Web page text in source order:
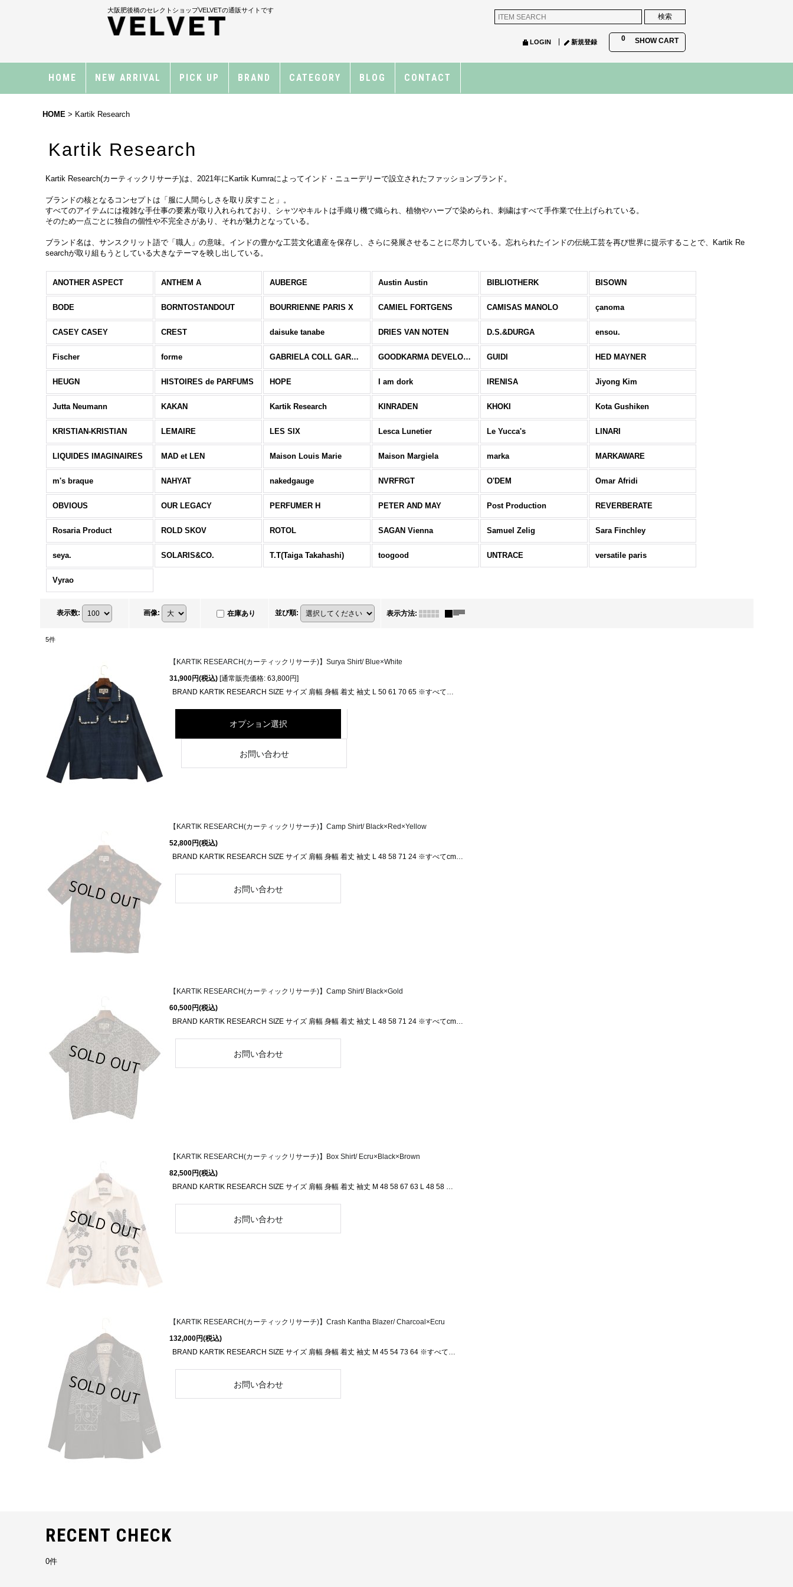
大阪肥後橋のセレクトショップVELVETの通販サイトです
0 SHOW CART
LOGIN 新規登録
HOME NEW ARRIVAL PICK UP BRAND CATEGORY BLOG CONTACT
HOME > Kartik Research
Kartik Research
Kartik Research(カーティックリサーチ)は、2021年にKartik Kumraによってインド・ニューデリーで設立されたファッションブランド。
ブランドの核となるコンセプトは「服に人間らしさを取り戻すこと」。
すべてのアイテムには複雑な手仕事の要素が取り入れられており、シャツやキルトは手織り機で織られ、植物やハーブで染められ、刺繍はすべて手作業で仕上げられている。
そのため一点ごとに独自の個性や不完全さがあり、それが魅力となっている。
ブランド名は、サンスクリット語で「職人」の意味。インドの豊かな工芸文化遺産を保存し、さらに発展させることに尽力している。忘れられたインドの伝統工芸を再び世界に提示することで、Kartik Re
searchが取り組もうとしている大きなテーマを映し出している。
ANOTHER ASPECT ANTHEM A AUBERGE Austin Austin BIBLIOTHERK BISOWN
BODE BORNTOSTANDOUT BOURRIENNE PARIS X CAMIEL FORTGENS CAMISAS MANOLO çanoma
CASEY CASEY CREST daisuke tanabe DRIES VAN NOTEN D.S.&DURGA ensou.
Fischer forme GABRIELA COLL GARMENTS GOODKARMA DEVELOPMENT GUIDI HED MAYNER
HEUGN HISTOIRES de PARFUMS HOPE I am dork IRENISA Jiyong Kim
Jutta Neumann KAKAN Kartik Research KINRADEN KHOKI Kota Gushiken
KRISTIAN-KRISTIAN LEMAIRE LES SIX Lesca Lunetier Le Yucca's LINARI
LIQUIDES IMAGINAIRES MAD et LEN Maison Louis Marie Maison Margiela marka MARKAWARE
m's braque NAHYAT nakedgauge NVRFRGT O'DEM Omar Afridi
OBVIOUS OUR LEGACY PERFUMER H PETER AND MAY Post Production REVERBERATE
Rosaria Product ROLD SKOV ROTOL SAGAN Vienna Samuel Zelig Sara Finchley
seya. SOLARIS&CO. T.T(Taiga Takahashi) toogood UNTRACE versatile paris
Vyrao
表示数: 画像: 在庫あり 並び順: 表示方法:
5件
【KARTIK RESEARCH(カーティックリサーチ)】Surya Shirt/ Blue×White
31,900円(税込) [通常販売価格: 63,800円]
BRAND KARTIK RESEARCH SIZE サイズ 肩幅 身幅 着丈 袖丈 L 50 61 70 65 ※すべて…
【KARTIK RESEARCH(カーティックリサーチ)】Camp Shirt/ Black×Red×Yellow
52,800円(税込)
BRAND KARTIK RESEARCH SIZE サイズ 肩幅 身幅 着丈 袖丈 L 48 58 71 24 ※すべてcm…
【KARTIK RESEARCH(カーティックリサーチ)】Camp Shirt/ Black×Gold
60,500円(税込)
BRAND KARTIK RESEARCH SIZE サイズ 肩幅 身幅 着丈 袖丈 L 48 58 71 24 ※すべてcm…
【KARTIK RESEARCH(カーティックリサーチ)】Box Shirt/ Ecru×Black×Brown
82,500円(税込)
BRAND KARTIK RESEARCH SIZE サイズ 肩幅 身幅 着丈 袖丈 M 48 58 67 63 L 48 58 …
【KARTIK RESEARCH(カーティックリサーチ)】Crash Kantha Blazer/ Charcoal×Ecru
132,000円(税込)
BRAND KARTIK RESEARCH SIZE サイズ 肩幅 身幅 着丈 袖丈 M 45 54 73 64 ※すべて…
RECENT CHECK
0件